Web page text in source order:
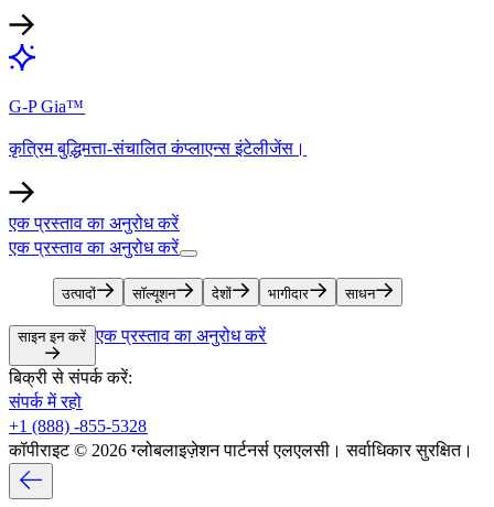
G-P Gia™​​
कृत्रिम बुद्धिमत्ता-संचालित कंप्लाएन्स इंटेलीजेंस।​​
एक प्रस्ताव का अनुरोध करें​​
एक प्रस्ताव का अनुरोध करें​​
उत्पादों​​ सॉल्यूशन​​ देशों​​ भागीदार​​ साधन​​
साइन इन करें​​ एक प्रस्ताव का अनुरोध करें​​
बिक्री से संपर्क करें:​​
संपर्क में रहो​​
+1 (888) -855-5328​​
कॉपीराइट © 2026 ग्लोबलाइज़ेशन पार्टनर्स एलएलसी। सर्वाधिकार सुरक्षित।​​